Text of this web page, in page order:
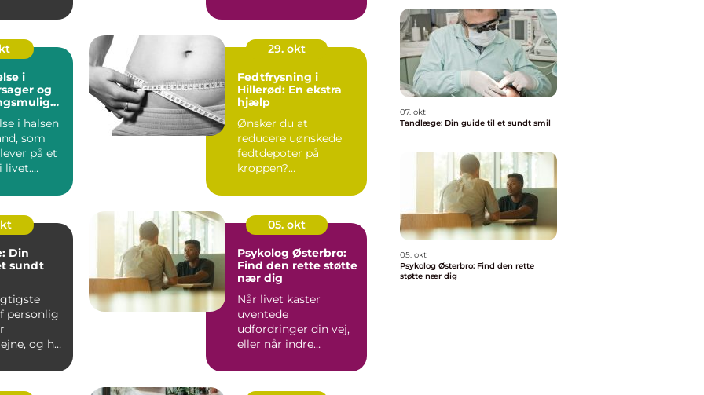
i
og
i halsen
som
på et
livet.
29. okt
Fedtfrysning i
Hillerød: En ekstra
hjælp
Ønsker du at
reducere uønskede
fedtdepoter på
kroppen?
Hiller&oslas...
Din
sundt
personlig
og her
05. okt
Psykolog Østerbro:
Find den rette støtte
nær dig
Når livet kaster
uventede
udfordringer din vej,
eller når indre
k...
07. okt
Tandlæge: Din guide til et sundt smil
05. okt
Psykolog Østerbro: Find den rette
støtte nær dig